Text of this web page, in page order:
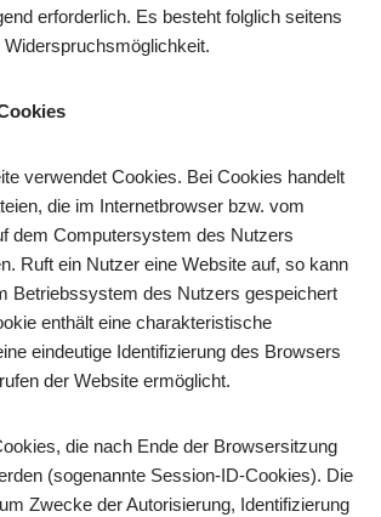
erforderlich. Es besteht folglich seitens
verwendet Cookies. Bei Cookies handelt
die im Internetbrowser bzw. vom
dem Computersystem des Nutzers
Ruft ein Nutzer eine Website auf, so kann
Betriebssystem des Nutzers gespeichert
enthält eine charakteristische
eindeutige Identifizierung des Browsers
der Website ermöglicht.
die nach Ende der Browsersitzung
(sogenannte Session-ID-Cookies). Die
Zwecke der Autorisierung, Identifizierung